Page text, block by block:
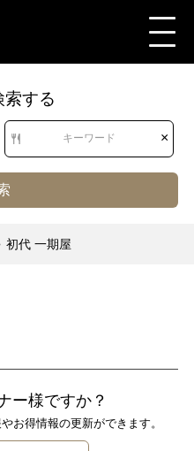
索する
キーワード ×
初代 一期屋
ー様ですか？
お得情報の更新ができます。